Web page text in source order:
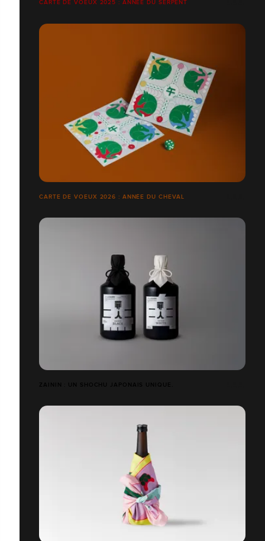
CARTE DE VOEUX 2025 : ANNÉE DU SERPENT
CARTE DE VOEUX 2026 : ANNÉE DU CHEVAL
ZAININ : UN SHOCHU JAPONAIS UNIQUE.